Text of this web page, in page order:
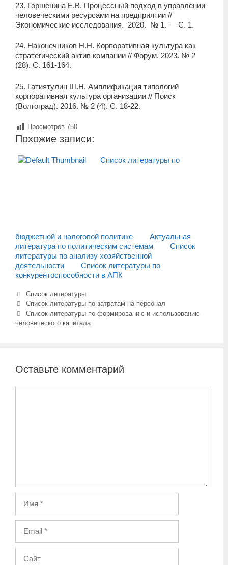
23. Горшенина Е.В. Процессный подход в управлении
человеческими ресурсами на предприятии //
Экономические исследования. 2020. № 1. — С. 1.
24. Наконечников Н.Н. Корпоративная культура как
стратегический актив компании // Форум. 2023. № 2
(28). С. 161-164.
25. Гатиятулин Ш.Н. Амплификация типологий
корпоративная культура организации // Поиск
(Волгоград). 2016. № 2 (4). С. 18-22.
Просмотров 750
Похожие записи:
Список литературы по
бюджетной и налоговой политике
Актуальная
литература по политическим системам
Список
литературы по анализу хозяйственной
деятельности
Список литературы по
конкурентоспособности в АПК
Рубрики
Список литературы
Навигация
записи
Список литературы по затратам на персонал
Список литературы по формированию и использованию
человеческого капитала
Оставьте комментарий